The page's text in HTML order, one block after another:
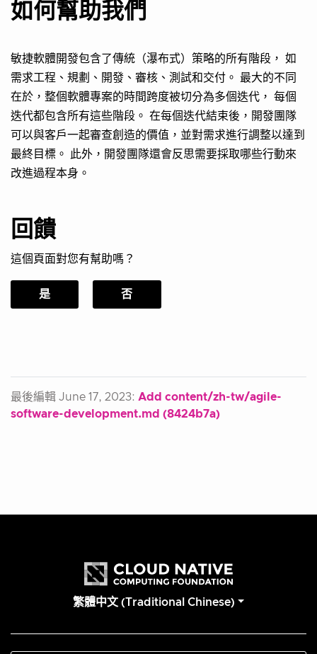
如何幫助我們
敏捷軟體開發包含了傳統（瀑布式）策略的所有階段， 如
需求工程、規劃、開發、審核、測試和交付。 最大的不同
在於，整個軟體專案的時間跨度被切分為多個迭代， 每個
迭代都包含所有這些階段。 在每個迭代結束後，開發團隊
可以與客戶一起審查創造的價值，並對需求進行調整以達到
最終目標。 此外，開發團隊還會反思需要採取哪些行動來
改進過程本身。
回饋
這個頁面對您有幫助嗎？
是 否
最後編輯 June 17, 2023: Add content/zh-tw/agile-
software-development.md (8424b7a)
繁體中文 (Traditional Chinese)